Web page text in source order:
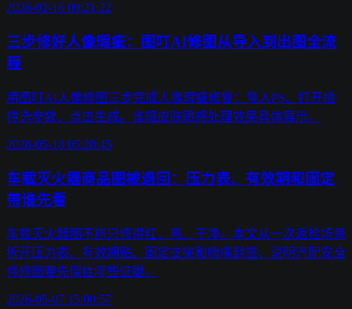
2026-02-16 09:21:22
三步修好人像瑕疵：图叮AI修图从导入到出图全流
程
用图叮AI人像修图三步完成人像瑕疵修复：导入PS、打开插
件选参数、点击生成。雀斑皮肤质感处理效果具体展示。
2026-05-18 05:20:45
车载灭火器商品图被退回：压力表、有效期和固定
带谁先看
车载灭火器图不能只修得红、亮、干净。本文从一次返检场景
拆开压力表、有效期贴、固定支架和喷嘴封签，说明汽配安全
件修图要先保住哪些证据。
2026-05-07 15:00:57